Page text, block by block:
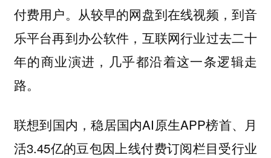
付费用户。从较早的网盘到在线视频，到音
乐平台再到办公软件，互联网行业过去二十
年的商业演进，几乎都沿着这一条逻辑走
路。
联想到国内，稳居国内AI原生APP榜首、月
活3.45亿的豆包因上线付费订阅栏目受行业